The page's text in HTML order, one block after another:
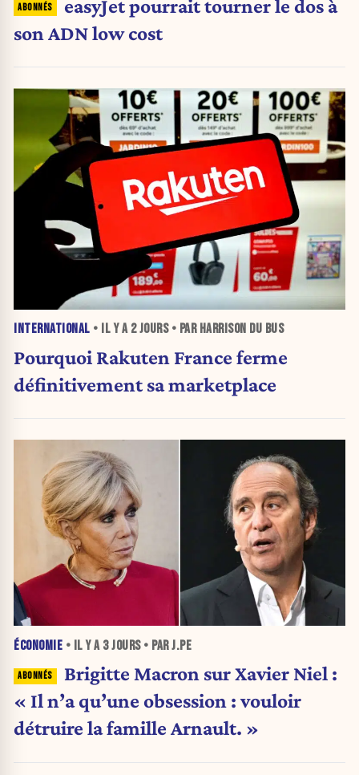
easyJet pourrait tourner le dos à
son ADN low cost
INTERNATIONAL • IL Y A 2 JOURS• PAR HARRISON DU BUS
Pourquoi Rakuten France ferme
définitivement sa marketplace
ÉCONOMIE • IL Y A 3 JOURS• PAR J.PE
Brigitte Macron sur Xavier Niel :
« Il n’a qu’une obsession : vouloir
détruire la famille Arnault. »